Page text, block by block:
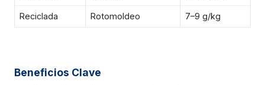
Reciclada Rotomoldeo 7–9 g/kg
Beneficios Clave